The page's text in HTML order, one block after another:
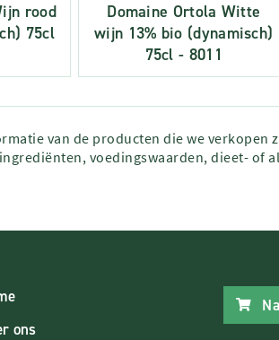
rood
75cl
Domaine Ortola Witte
wijn 13% bio (dynamisch)
75cl - 8011
van de producten die we
voedingswaarden, dieet- of
ons